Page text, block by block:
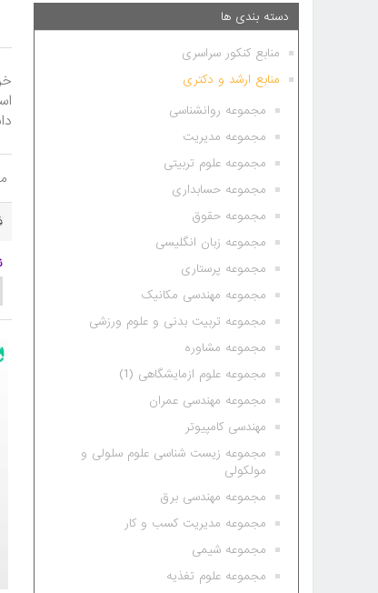
دسته بندی ها
منابع کنکور سراسری
منابع ارشد و دکتری
مجموعه روانشناسی
مجموعه مدیریت
مجموعه علوم تربیتی
مجموعه حسابداری
مجموعه حقوق
مجموعه زبان انگلیسی
مجموعه پرستاری
مجموعه مهندسی مکانیک
مجموعه تربیت بدنی و علوم ورزشی
مجموعه مشاوره
مجموعه علوم ازمایشگاهی (1)
مجموعه مهندسی عمران
مهندسی کامپیوتر
مجموعه زیست شناسی علوم سلولی و
مولکولی
مجموعه مهندسی برق
مجموعه مدیریت کسب و کار
مجموعه شیمی
مجموعه علوم تغذیه
داشته